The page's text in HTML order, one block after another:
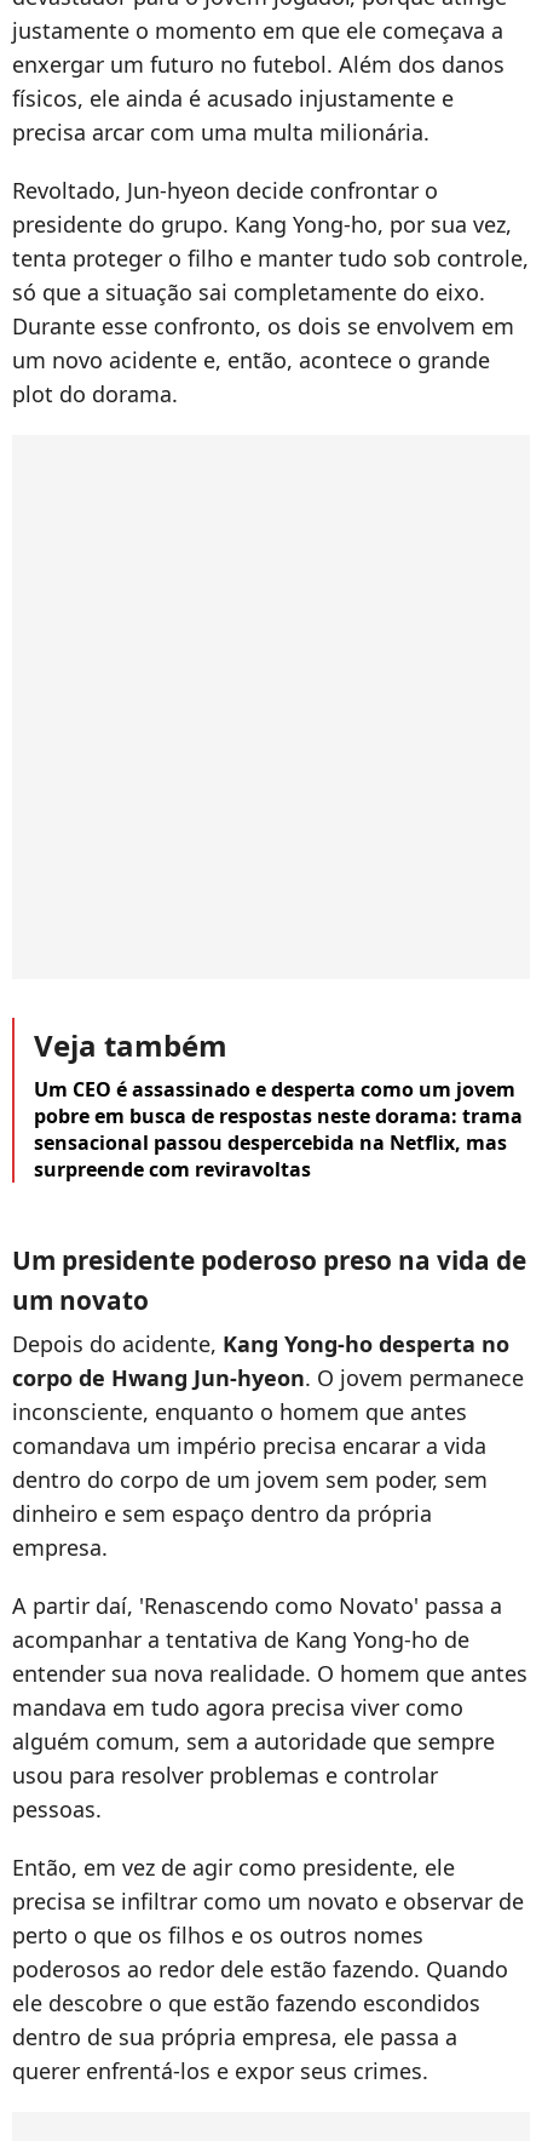
justamente o momento em que ele começava a
enxergar um futuro no futebol. Além dos danos
físicos, ele ainda é acusado injustamente e
precisa arcar com uma multa milionária.
Revoltado, Jun-hyeon decide confrontar o
presidente do grupo. Kang Yong-ho, por sua vez,
tenta proteger o filho e manter tudo sob controle,
só que a situação sai completamente do eixo.
Durante esse confronto, os dois se envolvem em
um novo acidente e, então, acontece o grande
plot do dorama.
Veja também
Um CEO é assassinado e desperta como um jovem
pobre em busca de respostas neste dorama: trama
sensacional passou despercebida na Netflix, mas
surpreende com reviravoltas
Um presidente poderoso preso na vida de
um novato
Depois do acidente, Kang Yong-ho desperta no
corpo de Hwang Jun-hyeon. O jovem permanece
inconsciente, enquanto o homem que antes
comandava um império precisa encarar a vida
dentro do corpo de um jovem sem poder, sem
dinheiro e sem espaço dentro da própria
empresa.
A partir daí, 'Renascendo como Novato' passa a
acompanhar a tentativa de Kang Yong-ho de
entender sua nova realidade. O homem que antes
mandava em tudo agora precisa viver como
alguém comum, sem a autoridade que sempre
usou para resolver problemas e controlar
pessoas.
Então, em vez de agir como presidente, ele
precisa se infiltrar como um novato e observar de
perto o que os filhos e os outros nomes
poderosos ao redor dele estão fazendo. Quando
ele descobre o que estão fazendo escondidos
dentro de sua própria empresa, ele passa a
querer enfrentá-los e expor seus crimes.